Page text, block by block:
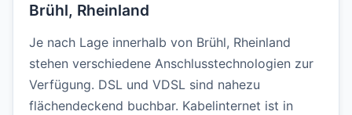
Brühl, Rheinland
Je nach Lage innerhalb von Brühl, Rheinland
stehen verschiedene Anschlusstechnologien zur
Verfügung. DSL und VDSL sind nahezu
flächendeckend buchbar. Kabelinternet ist in